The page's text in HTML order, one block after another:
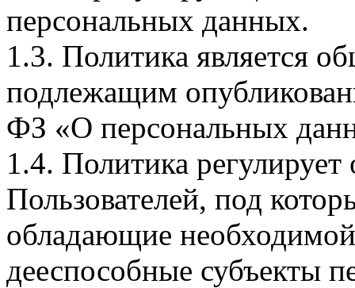
персональных данных.
1.3. Политика является
подлежащим
ФЗ «О персональных
1.4. Политика
Пользователей, под
обладающие
дееспособные субъекты